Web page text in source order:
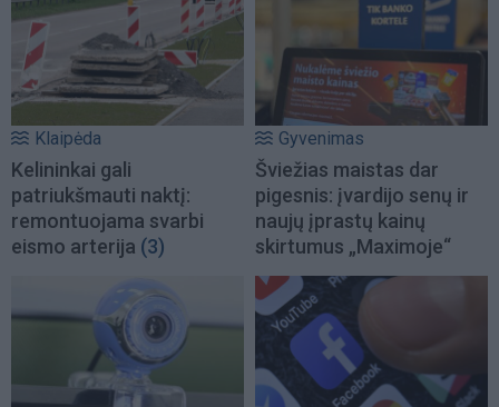
Klaipėda
Kelininkai gali
patriukšmauti naktį:
remontuojama svarbi
eismo arterija (3)
Gyvenimas
Šviežias maistas dar
pigesnis: įvardijo senų ir
naujų įprastų kainų
skirtumus „Maximoje“